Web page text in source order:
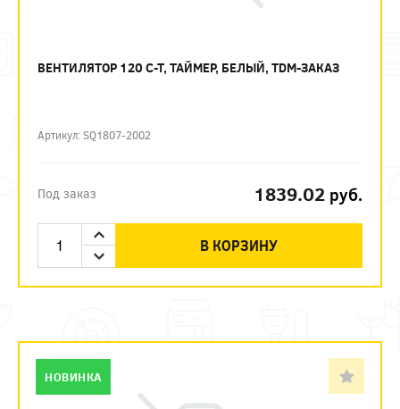
ВЕНТИЛЯТОР 120 С-Т, ТАЙМЕР, БЕЛЫЙ, TDM-ЗАКАЗ
Артикул: SQ1807-2002
Под заказ 1839.02 руб.
В КОРЗИНУ
НОВИНКА